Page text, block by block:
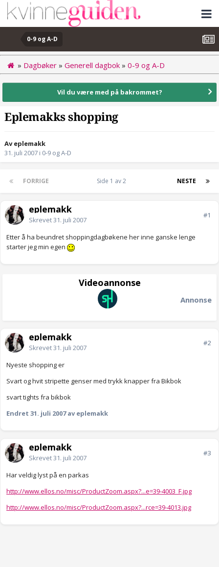
0-9 og A-D
» Dagbøker » Generell dagbok » 0-9 og A-D
Vil du være med på bakrommet?
Eplemakks shopping
Av eplemakk
31. juli 2007 i 0-9 og A-D
FORRIGE NESTE
Side 1 av 2
eplemakk
Skrevet31. juli 2007
#1
Etter å ha beundret shoppingdagbøkene her inne ganske lenge
starter jeg min egen
Videoannonse
Annonse
eplemakk
Skrevet31. juli 2007
#2
Nyeste shopping er
Svart og hvit stripette genser med trykk knapper fra Bikbok
svart tights fra bikbok
Endret 31. juli 2007av eplemakk
eplemakk
Skrevet31. juli 2007
#3
Har veldig lyst på en parkas
http://www.ellos.no/misc/ProductZoom.aspx?...e=39-4003_F.jpg
http://www.ellos.no/misc/ProductZoom.aspx?...rce=39-4013.jpg